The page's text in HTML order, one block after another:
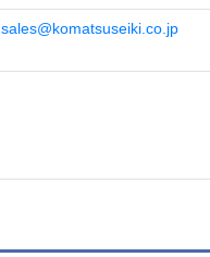
sales@komatsuseiki.co.jp